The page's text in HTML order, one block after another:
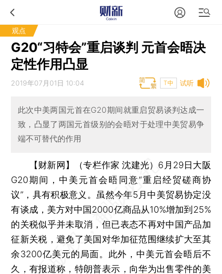
观点
G20“习特会”重启谈判 元首会晤决
定性作用凸显
试听
2019年07月01日 10:04 T中
此次中美两国元首在G20期间就重启贸易谈判达成一
致，凸显了两国元首级别的会晤对于处理中美贸易争
端不可替代的作用
【财新网】（专栏作家 沈建光） 6月29日大阪
G20期间，中美元首会晤同意“重启经贸磋商协
议”，具有积极意义。虽然今年5月中美贸易协定没
有谈成，美方对中国2000亿商品从10%增加到25%
的关税似乎并未取消，但已表态不再对中国产品加
征新关税，避免了美国对华加征范围继续扩大至其
余3200亿美元的局面。此外，中美元首会晤后不
久，有报道称，特朗普表示，向华为出售零件的美